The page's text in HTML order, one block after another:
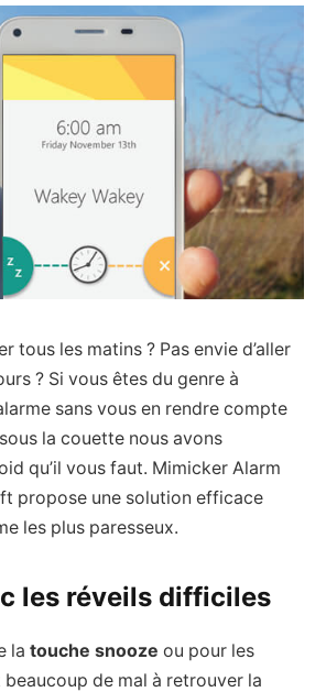
tous les matins ? Pas envie d’aller
? Si vous êtes du genre à
sans vous en rendre compte
la couette nous avons
qu’il vous faut. Mimicker Alarm
propose une solution efficace
les plus paresseux.
les réveils difficiles
la touche snooze ou pour les
de mal à retrouver la